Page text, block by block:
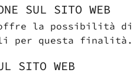
SUL SITO WEB
la possibilità di
per questa finalità.
SITO WEB